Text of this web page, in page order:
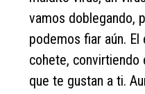
vamos doblegando,
podemos fiar aún.
cohete, convirtiendo
que te gustan a ti.